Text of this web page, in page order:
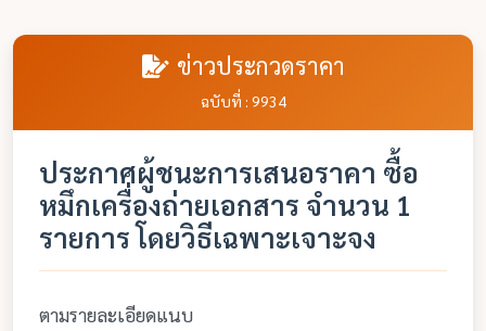
ข่าวประกวดราคา
ฉบับที่ : 9934
ประกาศผู้ชนะการเสนอราคา ซื้อ
หมึกเครื่องถ่ายเอกสาร จำนวน 1
รายการ โดยวิธีเฉพาะเจาะจง
ตามรายละเอียดแนบ